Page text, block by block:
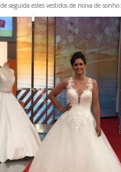
seguida estes vestidos de noiva de sonho: